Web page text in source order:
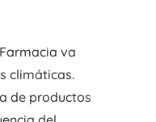
va
climáticas.
de productos